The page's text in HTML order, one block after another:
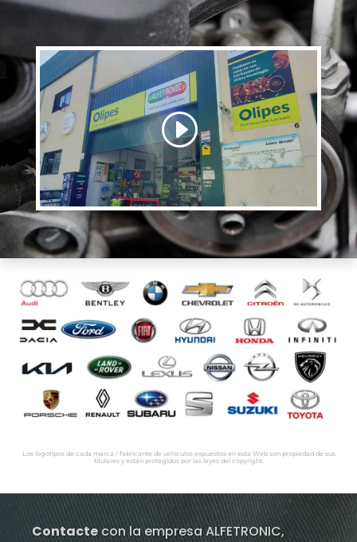
Los logotipos de cada marca / fabricante de vehículos expuestos en esta Web son propiedad de sus
titulares y están protegidos por las leyes del copyright.
Contacte con la empresa ALFETRONIC,